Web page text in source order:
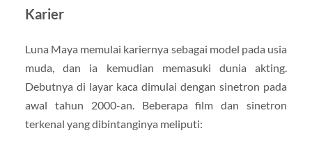
Karier
Luna Maya memulai kariernya sebagai model pada usia
muda, dan ia kemudian memasuki dunia akting.
Debutnya di layar kaca dimulai dengan sinetron pada
awal tahun 2000-an. Beberapa film dan sinetron
terkenal yang dibintanginya meliputi: